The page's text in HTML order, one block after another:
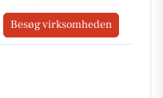
Besøg virksomheden